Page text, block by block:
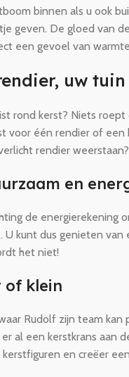
binnen als u ook
geven. De gloed van
een gevoel van
uw
rond kerst? Niets
voor één rendier of
rendier weerstaan?
en
de energierekening
kunt dus genieten
het niet!
of klein
Rudolf zijn team
al een kerstkrans aan
en creëer